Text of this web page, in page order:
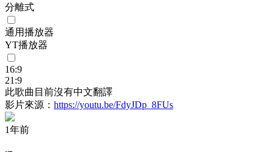
分離式
通用播放器
YT播放器
16:9
21:9
此歌曲目前沒有中文翻譯
影片來源： https://youtu.be/FdyJDp_8FUs
1年前